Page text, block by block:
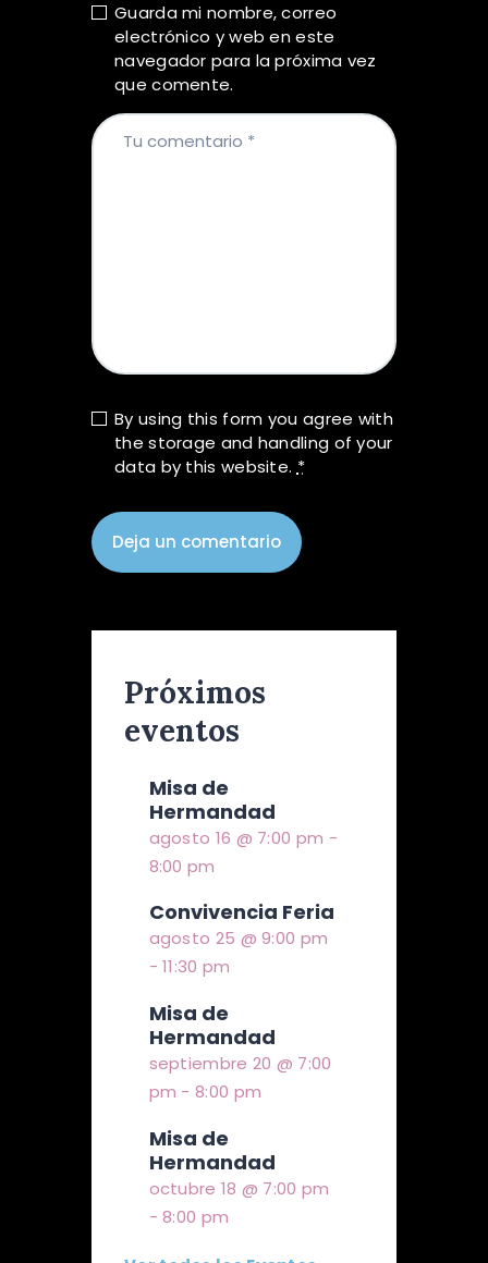
Guarda mi nombre, correo
electrónico y web en este
navegador para la próxima vez
que comente.
By using this form you agree with
the storage and handling of your
data by this website.*
Próximos
eventos
Misa de
Hermandad
agosto 16 @ 7:00 pm -
8:00 pm
Convivencia Feria
agosto 25 @ 9:00 pm
-11:30 pm
Misa de
Hermandad
septiembre 20 @ 7:00
pm -8:00 pm
Misa de
Hermandad
octubre 18 @ 7:00 pm
-8:00 pm